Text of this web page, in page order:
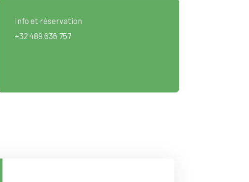
Info et réservation
+32 489 636 757